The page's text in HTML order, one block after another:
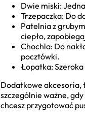
Dwie miski:
Trzepaczka: Do
Patelnia z
ciepło,
Chochla: Do
pocztówki.
Łopatka:
Dodatkowe akcesoria,
szczególnie ważne,
chcesz przygotować